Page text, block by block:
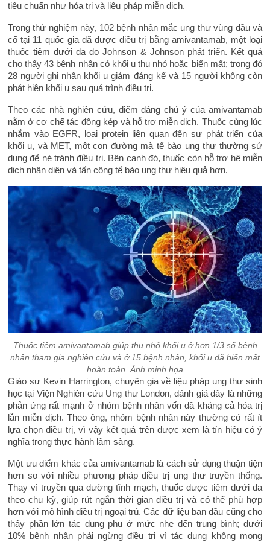
tiêu chuẩn như hóa trị và liệu pháp miễn dịch.
Trong thử nghiệm này, 102 bệnh nhân mắc ung thư vùng đầu và
cổ tại 11 quốc gia đã được điều trị bằng amivantamab, một loại
thuốc tiêm dưới da do Johnson & Johnson phát triển. Kết quả
cho thấy 43 bệnh nhân có khối u thu nhỏ hoặc biến mất; trong đó
28 người ghi nhận khối u giảm đáng kể và 15 người không còn
phát hiện khối u sau quá trình điều trị.
Theo các nhà nghiên cứu, điểm đáng chú ý của amivantamab
nằm ở cơ chế tác động kép và hỗ trợ miễn dịch. Thuốc cùng lúc
nhắm vào EGFR, loại protein liên quan đến sự phát triển của
khối u, và MET, một con đường mà tế bào ung thư thường sử
dụng để né tránh điều trị. Bên cạnh đó, thuốc còn hỗ trợ hệ miễn
dịch nhận diện và tấn công tế bào ung thư hiệu quả hơn.
Thuốc tiêm amivantamab giúp thu nhỏ khối u ở hơn 1/3 số bệnh
nhân tham gia nghiên cứu và ở 15 bệnh nhân, khối u đã biến mất
hoàn toàn. Ảnh minh họa
Giáo sư Kevin Harrington, chuyên gia về liệu pháp ung thư sinh
học tại Viện Nghiên cứu Ung thư London, đánh giá đây là những
phản ứng rất mạnh ở nhóm bệnh nhân vốn đã kháng cả hóa trị
lẫn miễn dịch. Theo ông, nhóm bệnh nhân này thường có rất ít
lựa chọn điều trị, vì vậy kết quả trên được xem là tín hiệu có ý
nghĩa trong thực hành lâm sàng.
Một ưu điểm khác của amivantamab là cách sử dụng thuận tiện
hơn so với nhiều phương pháp điều trị ung thư truyền thống.
Thay vì truyền qua đường tĩnh mạch, thuốc được tiêm dưới da
theo chu kỳ, giúp rút ngắn thời gian điều trị và có thể phù hợp
hơn với mô hình điều trị ngoại trú. Các dữ liệu ban đầu cũng cho
thấy phần lớn tác dụng phụ ở mức nhẹ đến trung bình; dưới
10% bệnh nhân phải ngừng điều trị vì tác dụng không mong